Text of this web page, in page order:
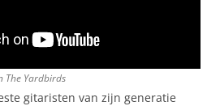
The Yardbirds
gitaristen van zijn generatie